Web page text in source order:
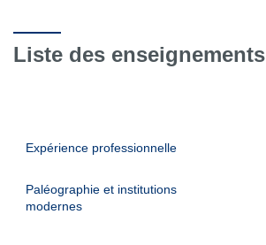
Liste des enseignements
Expérience professionnelle
Paléographie et institutions
modernes